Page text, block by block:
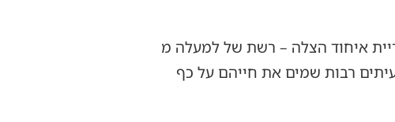
איחוד הצלה – רשת של למעלה מ
רבות שמים את חייהם על כף